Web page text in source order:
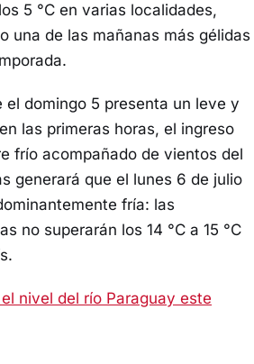
5 °C en varias localidades,
una de las mañanas más gélidas
el domingo 5 presenta un leve y
las primeras horas, el ingreso
frío acompañado de vientos del
generará que el lunes 6 de julio
fría: las
no superarán los 14 °C a 15 °C
nivel del río Paraguay este